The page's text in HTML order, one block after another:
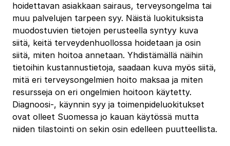
hoidettavan asiakkaan sairaus, terveysongelma tai
muu palvelujen tarpeen syy. Näistä luokituksista
muodostuvien tietojen perusteella syntyy kuva
siitä, keitä terveydenhuollossa hoidetaan ja osin
siitä, miten hoitoa annetaan. Yhdistämällä näihin
tietoihin kustannustietoja, saadaan kuva myös siitä,
mitä eri terveysongelmien hoito maksaa ja miten
resursseja on eri ongelmien hoitoon käytetty.
Diagnoosi-, käynnin syy ja toimenpideluokitukset
ovat olleet Suomessa jo kauan käytössä mutta
niiden tilastointi on sekin osin edelleen puutteellista.